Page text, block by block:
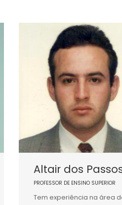
Altair dos
PROFESSOR DE ENSINO SUPERIOR
Tem experiência na área